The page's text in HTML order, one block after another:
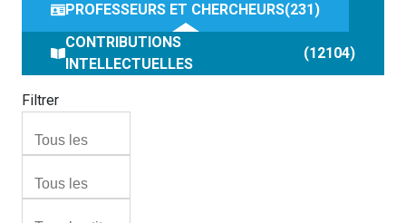
PROFESSEURS ET CHERCHEURS 231
CONTRIBUTIONS
INTELLECTUELLES
12104
Filtrer